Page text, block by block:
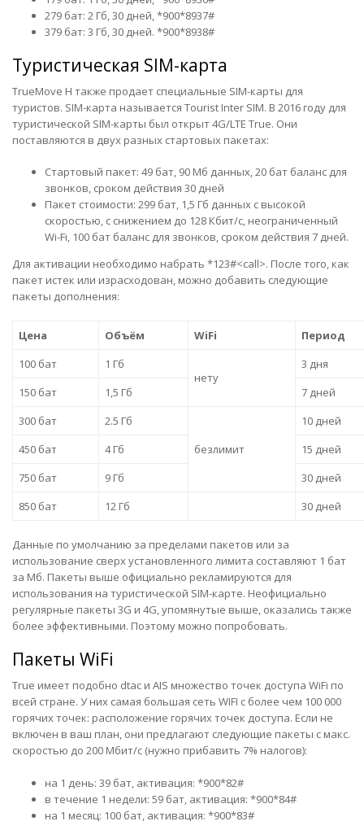
279 бат: 2 Гб, 30 дней, *900*8937#
379 бат: 3 Гб, 30 дней. *900*8938#
Туристическая SIM-карта
TrueMove H также продает специальные SIM-карты для
туристов. SIM-карта называется Tourist Inter SIM. В 2016 году для
туристической SIM-карты был открыт 4G/LTE True. Они
поставляются в двух разных стартовых пакетах:
Стартовый пакет: 49 бат, 90 Мб данных, 20 бат баланс для
звонков, сроком действия 30 дней
Пакет стоимости: 299 бат, 1,5 Гб данных с высокой
скоростью, с снижением до 128 Кбит/с, неограниченный
Wi-Fi, 100 бат баланс для звонков, сроком действия 7 дней.
Для активации необходимо набрать *123#<call>. После того, как
пакет истек или израсходован, можно добавить следующие
пакеты дополнения:
Цена Объём WiFi
Период
100 бат
1 Гб
нету
3 дня
150 бат
1,5 Гб
7 дней
300 бат
2.5 Гб
безлимит
10 дней
450 бат
4 Гб
15 дней
750 бат
9 Гб
30 дней
850 бат
12 Гб 30 дней
Данные по умолчанию за пределами пакетов или за
использование сверх установленного лимита составляют 1 бат
за Мб. Пакеты выше официально рекламируются для
использования на туристической SIM-карте. Неофициально
регулярные пакеты 3G и 4G, упомянутые выше, оказались также
более эффективными. Поэтому можно попробовать.
Пакеты WiFi
True имеет подобно dtac и AIS множество точек доступа WiFi по
всей стране. У них самая большая сеть WIFI с более чем 100 000
горячих точек: расположение горячих точек доступа. Если не
включен в ваш план, они предлагают следующие пакеты с макс.
скоростью до 200 Мбит/с (нужно прибавить 7% налогов):
на 1 день: 39 бат, активация: *900*82#
в течение 1 недели: 59 бат, активация: *900*84#
на 1 месяц: 100 бат, активация: *900*83#